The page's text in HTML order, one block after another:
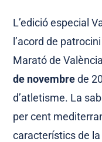
L’edició especial
l’acord de
Marató de
de novembrede
d’atletisme. La
per cent
característics de